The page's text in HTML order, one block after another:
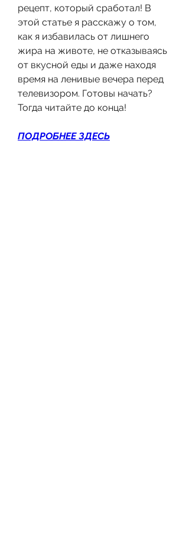
рецепт, который сработал! В
этой статье я расскажу о том,
как я избавилась от лишнего
жира на животе, не отказываясь
от вкусной еды и даже находя
время на ленивые вечера перед
телевизором. Готовы начать?
Тогда читайте до конца!
ПОДРОБНЕЕ ЗДЕСЬ